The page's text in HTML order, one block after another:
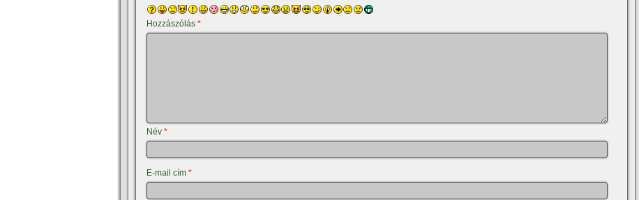
Hozzászólás *
Név *
E-mail cím *